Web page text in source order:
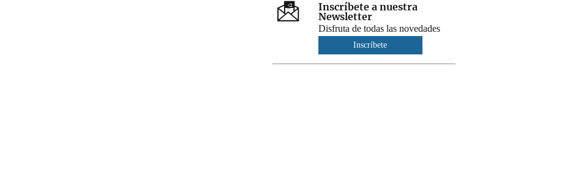
Inscríbete a nuestra
Newsletter
Disfruta de todas las novedades
Inscríbete